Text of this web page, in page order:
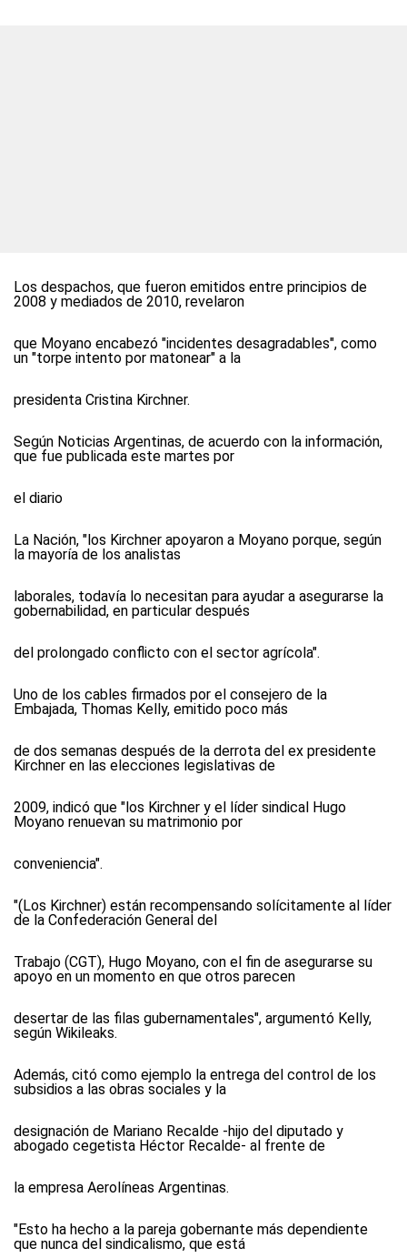
Los despachos, que fueron emitidos entre principios de
2008 y mediados de 2010, revelaron
que Moyano encabezó "incidentes desagradables", como
un "torpe intento por matonear" a la
presidenta Cristina Kirchner.
Según Noticias Argentinas, de acuerdo con la información,
que fue publicada este martes por
el diario
La Nación, "los Kirchner apoyaron a Moyano porque, según
la mayoría de los analistas
laborales, todavía lo necesitan para ayudar a asegurarse la
gobernabilidad, en particular después
del prolongado conflicto con el sector agrícola".
Uno de los cables firmados por el consejero de la
Embajada, Thomas Kelly, emitido poco más
de dos semanas después de la derrota del ex presidente
Kirchner en las elecciones legislativas de
2009, indicó que "los Kirchner y el líder sindical Hugo
Moyano renuevan su matrimonio por
conveniencia".
"(Los Kirchner) están recompensando solícitamente al líder
de la Confederación General del
Trabajo (CGT), Hugo Moyano, con el fin de asegurarse su
apoyo en un momento en que otros parecen
desertar de las filas gubernamentales", argumentó Kelly,
según Wikileaks.
Además, citó como ejemplo la entrega del control de los
subsidios a las obras sociales y la
designación de Mariano Recalde -hijo del diputado y
abogado cegetista Héctor Recalde- al frente de
la empresa Aerolíneas Argentinas.
"Esto ha hecho a la pareja gobernante más dependiente
que nunca del sindicalismo, que está